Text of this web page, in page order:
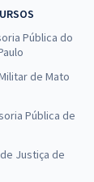
Pública do
de Mato
Pública de
de Justiça de